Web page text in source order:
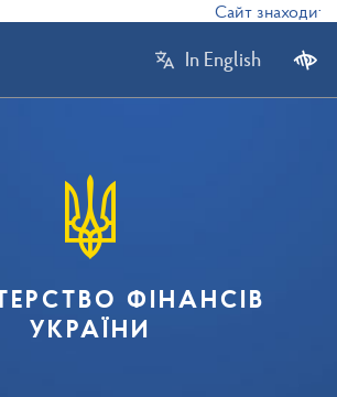
Сайт
In English
ФІНАНСІВ
УКРАЇНИ